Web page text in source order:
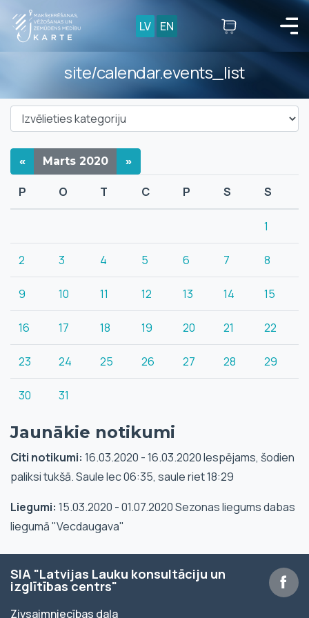
LV EN
site/calendar.events_list
« Marts 2020 »
P O T C P S S
1
2 3 4 5 6 7 8
9 10 11 12 13 14 15
16 17 18 19 20 21 22
23 24 25 26 27 28 29
30 31
Jaunākie notikumi
Citi notikumi: 16.03.2020 - 16.03.2020 Iespējams, šodien
paliksi tukšā. Saule lec 06:35, saule riet 18:29
Liegumi: 15.03.2020 - 01.07.2020 Sezonas liegums dabas
liegumā "Vecdaugava"
SIA "Latvijas Lauku konsultāciju un
izglītības centrs"
Zivsaimniecības daļa